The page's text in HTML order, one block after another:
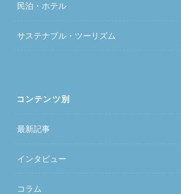
民泊・ホテル
サステナブル・ツーリズム
コンテンツ別
最新記事
インタビュー
コラム